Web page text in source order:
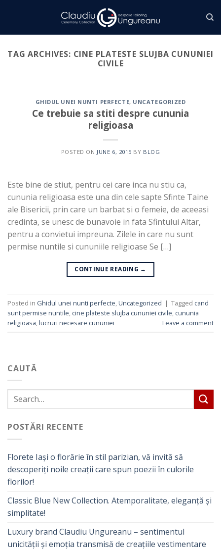
TAG ARCHIVES: CINE PLATESTE SLUJBA CUNUNIEI
CIVILE
CAUTĂ
POSTĂRI RECENTE
Florete Iași o florărie în stil parizian, vă invită să
descoperiți noile creații care spun poezii în culorile
florilor!
Classic Blue New Collection. Atemporalitate, eleganță și
simplitate!
Luxury brand Claudiu Ungureanu – sentimentul
unicității și emoția transmisă de creațiile vestimentare
GHIDUL UNEI NUNTI PERFECTE, UNCATEGORIZED
Ce trebuie sa stiti despre cununia
religioasa
POSTED ON JUNE 6, 2015 BY BLOG
Este bine de stiut, pentru cei care inca nu stiu ca,
cununia religioasa este una din cele sapte Sfinte Taine
ale Bisericii, prin care un barbat si o femeie, de aceeasi
credinta, se unesc de bunavoie in fata Sfintului Altar,
pentru a convietui impreuna. Zilele in care nu sunt
permise nuntile si cununiile religioase Se […]
CONTINUE READING →
Posted in Ghidul unei nunti perfecte,Uncategorized | Tagged cand
sunt permise nuntile, cine plateste slujba cununiei civile, cununia
religioasa,lucruri necesare cununiei Leave a comment